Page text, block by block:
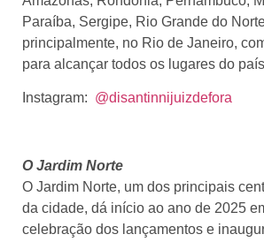
Paraíba, Sergipe, Rio Grande do
principalmente, no Rio de Janeiro,
para alcançar todos os lugares do
Instagram: @disantinnijuizdefora
O Jardim Norte
O Jardim Norte, um dos principais
da cidade, dá início ao ano de 2025
celebração dos lançamentos e